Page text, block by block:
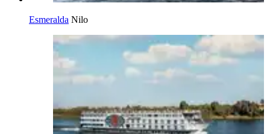
Esmeralda Nilo